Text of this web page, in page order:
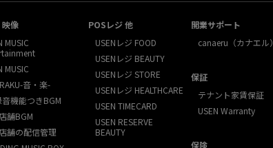
映像
MUSIC
MUSIC
音・楽-
音機能つきBGM
舗BGM
舗の配信管理
POSレジ 他
USENレジ FOOD
USENレジ BEAUTY
USENレジ STORE
USENレジ HEALTHCARE
USEN TIMECARD
USEN RESERVE
BEAUTY
開業サポート
canaeru（カナエル）
保証
テナント家賃保証
USEN Warranty
保険